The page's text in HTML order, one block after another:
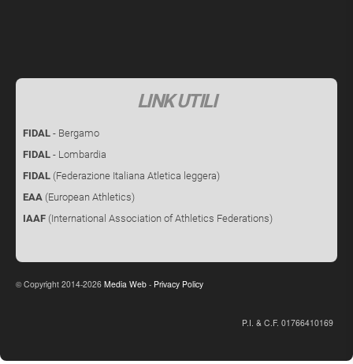
LINK UTILI
FIDAL - Bergamo
FIDAL - Lombardia
FIDAL (Federazione Italiana Atletica leggera)
EAA (European Athletics)
IAAF (International Association of Athletics Federations)
©Copyright 2014-2026 Media Web - Privacy Policy
P.I. & C.F. 01766410169